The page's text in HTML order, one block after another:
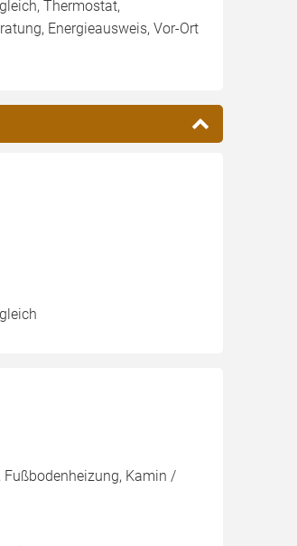
Thermostat,
Energieausweis, Vor-Ort
Fußbodenheizung, Kamin /